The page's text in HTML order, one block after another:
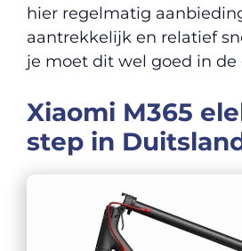
hier regelmatig
aantrekkelijk en relatief
je moet dit wel goed in de
Xiaomi M365
step in